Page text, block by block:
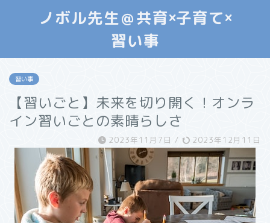
ノボル先生＠共育×子育て×
習い事
習い事
【習いごと】未来を切り開く！オンラ
イン習いごとの素晴らしさ
2023年11月7日 / 2023年12月11日